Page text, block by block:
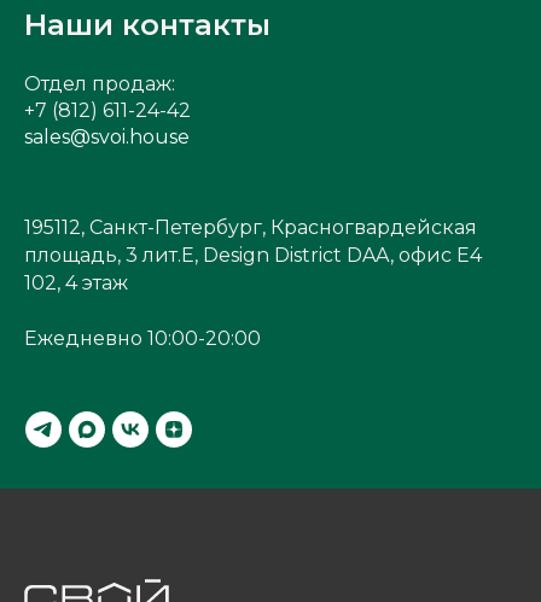
Наши контакты
Отдел продаж:
+7 (812) 611-24-42
sales@svoi.house
195112, Санкт-Петербург, Красногвардейская
площадь, 3 лит.Е, Design District DAA, офис Е4
102, 4 этаж
Ежедневно 10:00-20:00